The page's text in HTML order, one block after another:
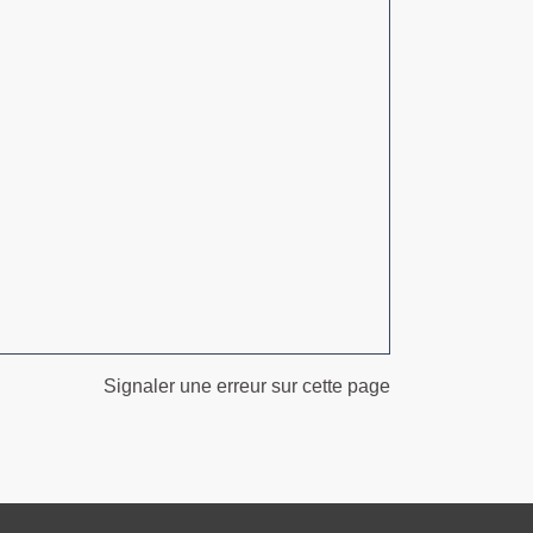
Signaler une erreur sur cette page